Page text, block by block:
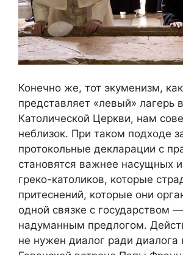
Конечно же, тот экуменизм,
представляет «левый» лагерь в
Католической Церкви, нам
неблизок. При таком подходе
протокольные декларации с
становятся важнее насущных
греко-католиков, которые
притеснений, которые они
одной связке с государством
надуманным предлогом.
не нужен диалог ради диалога